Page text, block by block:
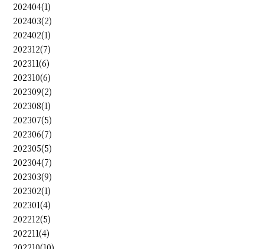
202404(1)
202403(2)
202402(1)
202312(7)
202311(6)
202310(6)
202309(2)
202308(1)
202307(5)
202306(7)
202305(5)
202304(7)
202303(9)
202302(1)
202301(4)
202212(5)
202211(4)